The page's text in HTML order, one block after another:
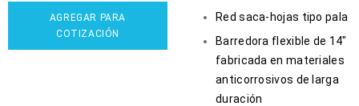
AGREGAR PARA
COTIZACIÓN
Red saca-hojas tipo pala
Barredora flexible de 14″
fabricada en materiales
anticorrosivos de larga
duración